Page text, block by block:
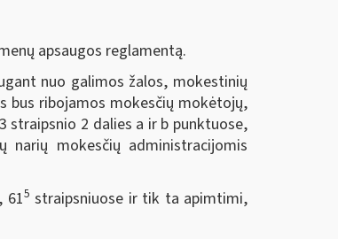
apsaugos reglamentą.
nuo galimos žalos, mokestinių
bus ribojamos mokesčių mokėtojų,
straipsnio 2 dalies a ir b punktuose,
mokesčių administracijomis
, 615 straipsniuose ir tik ta apimtimi,